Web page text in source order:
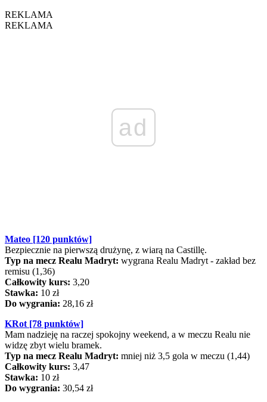
REKLAMA
REKLAMA
ad
Mateo [120 punktów]
Bezpiecznie na pierwszą drużynę, z wiarą na Castillę.
Typ na mecz Realu Madryt: wygrana Realu Madryt - zakład bez
remisu (1,36)
Całkowity kurs: 3,20
Stawka: 10 zł
Do wygrania: 28,16 zł
KRot [78 punktów]
Mam nadzieję na raczej spokojny weekend, a w meczu Realu nie
widzę zbyt wielu bramek.
Typ na mecz Realu Madryt: mniej niż 3,5 gola w meczu (1,44)
Całkowity kurs: 3,47
Stawka: 10 zł
Do wygrania: 30,54 zł